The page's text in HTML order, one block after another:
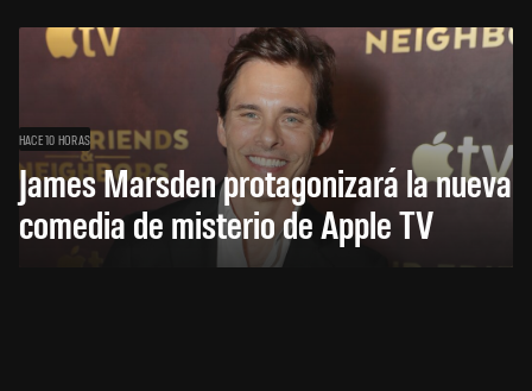
HACE 10 HORAS
James Marsden protagonizará la nueva
comedia de misterio de Apple TV